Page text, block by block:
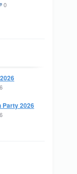
0
Party 2026